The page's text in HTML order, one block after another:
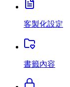
客製化設定
書籤內容